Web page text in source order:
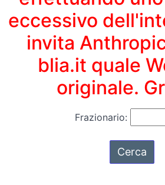
eccessivo
invita
blia.it quale
originale.
Frazionario: